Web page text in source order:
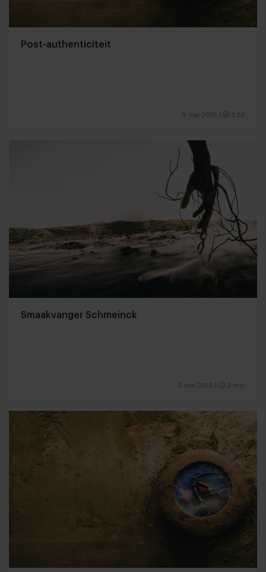
Post-authenticiteit
9 mei 2016 3:52
Smaakvanger Schmeinck
6 mei 2016 2 min